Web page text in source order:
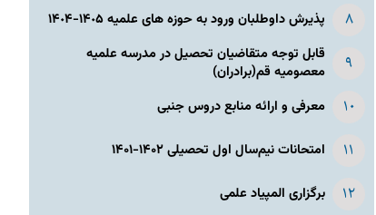
پذیرش داوطلبان ورود به حوزه های علمیه ١۴٠۵-١۴٠۴
قابل توجه متقاضیان تحصیل در مدرسه علمیه
معصومیه قم(برادران)
معرفی و ارائه منابع دروس جنبی
امتحانات نیم‌سال اول تحصیلی ۱۴۰۲-۱۴۰۱
برگزاری المپیاد علمی